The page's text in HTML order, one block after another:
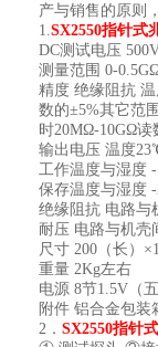
产与销售的原则
1.SX2550指针式
DC测试电压
测量范围 0-
精度 绝缘阻抗
数的±5%其它范
时20MΩ-10GΩ
输出电压 温度
工作温度与湿度
保存温度与湿度
绝缘阻抗 电路与
耐压 电路与机壳
尺寸 200（长）
重量 2Kg左右
电源 8节1.5V（
附件 铝合金包装
2． SX2550指针